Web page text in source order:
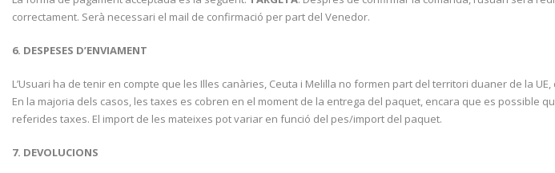
correctament. Serà necessari el mail de confirmació per part del Venedor.
6. DESPESES D’ENVIAMENT
L’Usuari ha de tenir en compte que les Illes canàries, Ceuta i Melilla no formen part del territori duaner de la
En la majoria dels casos, les taxes es cobren en el moment de la entrega del paquet, encara que es possible
referides taxes. El import de les mateixes pot variar en funció del pes/import del paquet.
7. DEVOLUCIONS